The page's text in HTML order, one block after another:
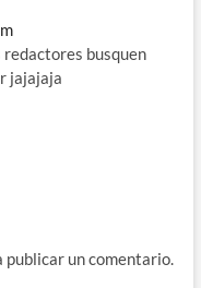
busquen
jajajaja
un comentario.